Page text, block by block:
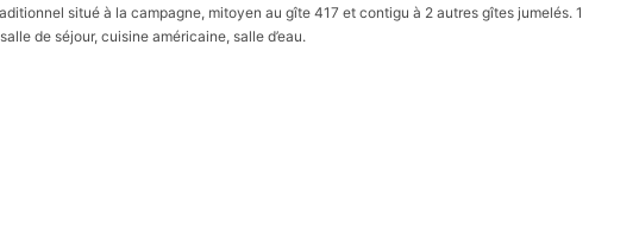
situé à la campagne, mitoyen au gîte 417 et contigu à 2 autres gîtes jumelés. 1
de séjour, cuisine américaine, salle d’eau.